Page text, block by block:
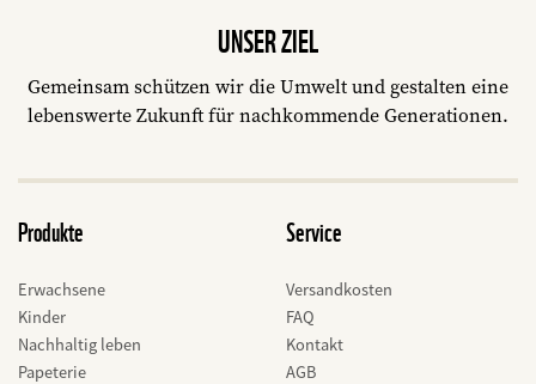
UNSER ZIEL
Gemeinsam schützen wir die Umwelt und gestalten eine
lebenswerte Zukunft für nachkommende Generationen.
Produkte
Erwachsene
Kinder
Nachhaltig leben
Papeterie
Service
Versandkosten
FAQ
Kontakt
AGB